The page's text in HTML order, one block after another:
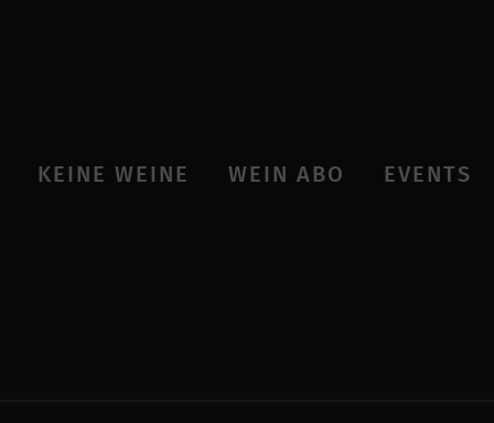
KEINE WEINE WEIN ABO EVENTS